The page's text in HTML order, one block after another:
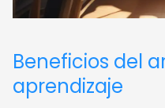
Beneficios del
aprendizaje